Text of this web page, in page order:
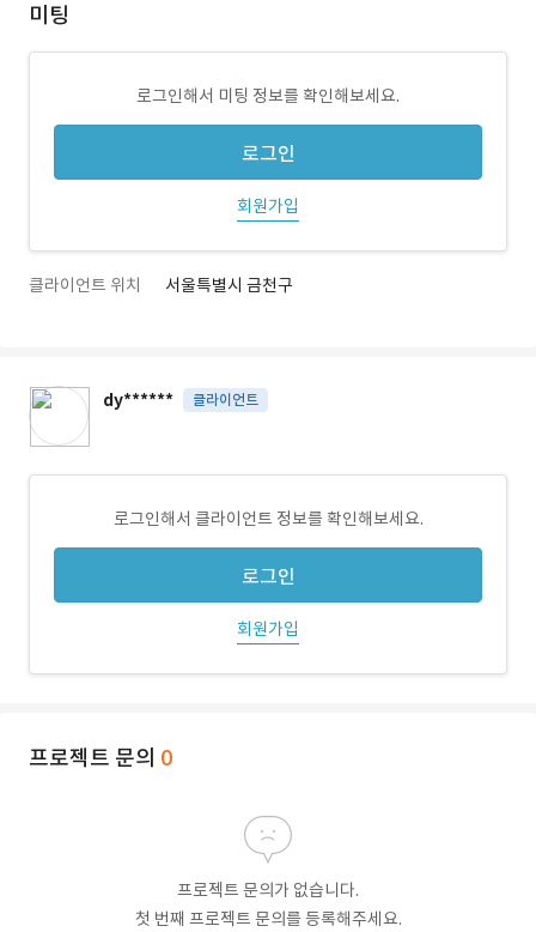
미팅
로그인해서 미팅 정보를 확인해보세요.
로그인
회원가입
클라이언트 위치 서울특별시 금천구
dy****** 클라이언트
로그인해서 클라이언트 정보를 확인해보세요.
로그인
회원가입
프로젝트 문의 0
프로젝트 문의가 없습니다.
첫 번째 프로젝트 문의를 등록해주세요.